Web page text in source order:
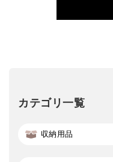
カテゴリ一覧
収納用品